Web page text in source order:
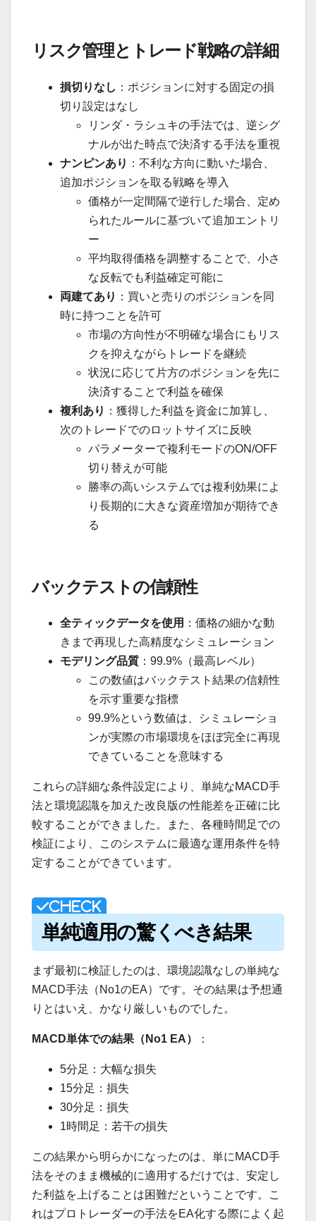
リスク管理とトレード戦略の詳細
損切りなし ：ポジションに対する固定の損
切り設定はなし
リンダ・ラシュキの手法では、逆シグ
ナルが出た時点で決済する手法を重視
ナンピンあり ：不利な方向に動いた場合、
追加ポジションを取る戦略を導入
価格が一定間隔で逆行した場合、定め
られたルールに基づいて追加エントリ
ー
平均取得価格を調整することで、小さ
な反転でも利益確定可能に
両建てあり ：買いと売りのポジションを同
時に持つことを許可
市場の方向性が不明確な場合にもリス
クを抑えながらトレードを継続
状況に応じて片方のポジションを先に
決済することで利益を確保
複利あり ：獲得した利益を資金に加算し、
次のトレードでのロットサイズに反映
パラメーターで複利モードのON/OFF
切り替えが可能
勝率の高いシステムでは複利効果によ
り長期的に大きな資産増加が期待でき
る
バックテストの信頼性
全ティックデータを使用 ：価格の細かな動
きまで再現した高精度なシミュレーション
モデリング品質 ：99.9%（最高レベル）
この数値はバックテスト結果の信頼性
を示す重要な指標
99.9%という数値は、シミュレーショ
ンが実際の市場環境をほぼ完全に再現
できていることを意味する
これらの詳細な条件設定により、単純なMACD手
法と環境認識を加えた改良版の性能差を正確に比
較することができました。また、各種時間足での
検証により、このシステムに最適な運用条件を特
定することができています。
単純適用の驚くべき結果
まず最初に検証したのは、環境認識なしの単純な
MACD手法（No1のEA）です。その結果は予想通
りとはいえ、かなり厳しいものでした。
MACD単体での結果（No1 EA） ：
5分足：大幅な損失
15分足：損失
30分足：損失
1時間足：若干の損失
この結果から明らかになったのは、単にMACD手
法をそのまま機械的に適用するだけでは、安定し
た利益を上げることは困難だということです。こ
れはプロトレーダーの手法をEA化する際によく起